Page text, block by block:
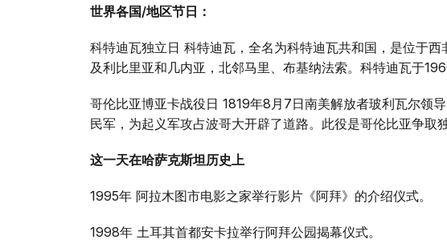
世界各国/地区节日：
科特迪瓦独立日 科特迪瓦，全名为科特迪瓦共和国，是位于
及利比里亚和几内亚，北邻马里、布基纳法索。科特迪瓦于
哥伦比亚博亚卡战役日 1819年8月7日南美解放者玻利瓦尔领
民军，为起义军攻占波哥大开辟了道路。此役是哥伦比亚争取
这一天在哈萨克斯坦历史上
1995年 阿拉木图市电影之家举行影片《阿拜》的介绍仪式。
1998年 土耳其首都安卡拉举行阿拜公园揭幕仪式。